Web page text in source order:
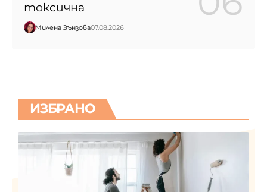
токсична
Милена Зънзова07.08.2026
ИЗБРАНО